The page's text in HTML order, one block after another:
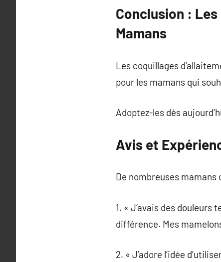
Conclusion :
Mamans
Les coquillages
pour les mamans qui
Adoptez-les dès
Avis et
De nombreuses
1. « J’avais des
différence. Mes
2. « J’adore l’idée